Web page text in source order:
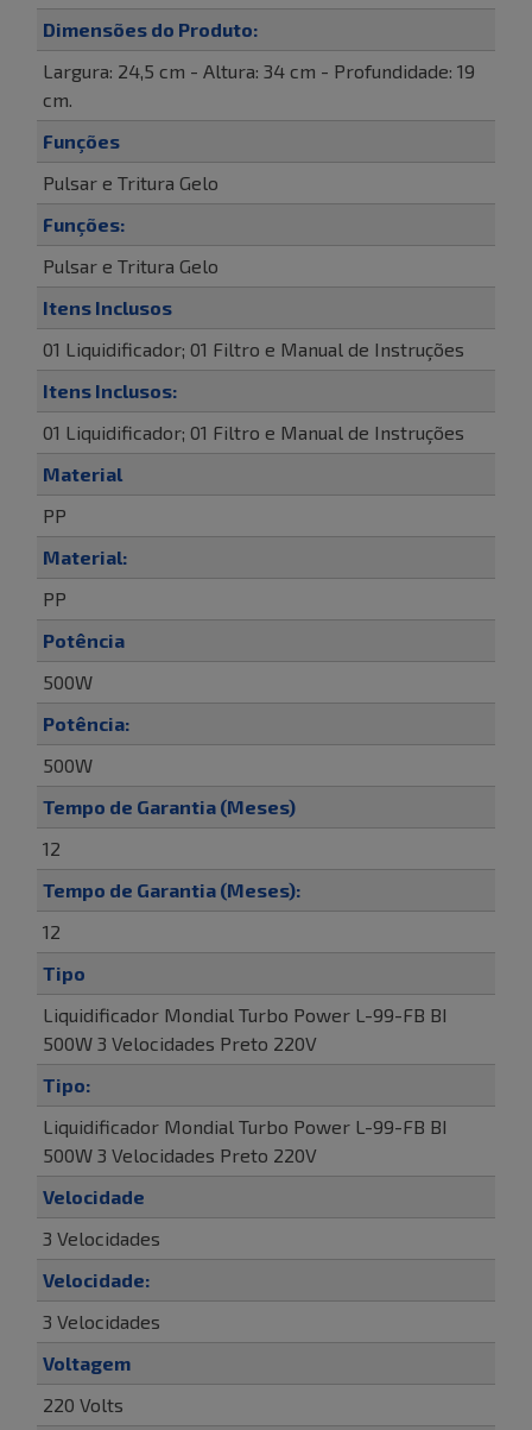
Dimensões do Produto:
Largura: 24,5 cm - Altura: 34 cm - Profundidade: 19
cm.
Funções
Pulsar e Tritura Gelo
Funções:
Pulsar e Tritura Gelo
Itens Inclusos
01 Liquidificador; 01 Filtro e Manual de Instruções
Itens Inclusos:
01 Liquidificador; 01 Filtro e Manual de Instruções
Material
PP
Material:
PP
Potência
500W
Potência:
500W
Tempo de Garantia (Meses)
12
Tempo de Garantia (Meses):
12
Tipo
Liquidificador Mondial Turbo Power L-99-FB BI
500W 3 Velocidades Preto 220V
Tipo:
Liquidificador Mondial Turbo Power L-99-FB BI
500W 3 Velocidades Preto 220V
Velocidade
3 Velocidades
Velocidade:
3 Velocidades
Voltagem
220 Volts